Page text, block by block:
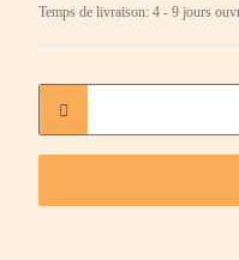
Temps de livraison: 4 - 9 jours